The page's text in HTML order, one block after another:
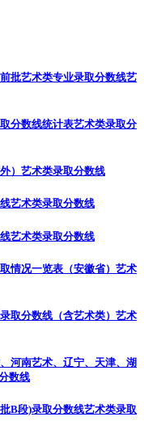
批艺术类专业录取分数线艺
分数线统计表艺术类录取分
） 艺术类录取分数线
艺术类录取分数线
艺术类录取分数线
情况一览表（安徽省） 艺术
取分数线（含艺术类） 艺术
河南艺术、辽宁、天津、湖
数线
B段)录取分数线艺术类录取